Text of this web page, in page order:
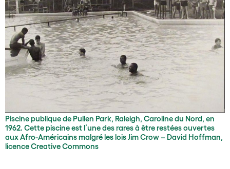
Piscine publique de Pullen Park, Raleigh, Caroline du Nord, en
1962. Cette piscine est l’une des rares à être restées ouvertes
aux Afro-Américains malgré les lois Jim Crow – David Hoffman,
licence Creative Commons